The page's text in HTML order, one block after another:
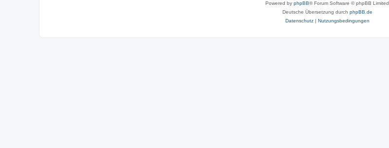
Powered by phpBB® Forum Software © phpBB Limited
Deutsche Übersetzung durch phpBB.de
Datenschutz| Nutzungsbedingungen